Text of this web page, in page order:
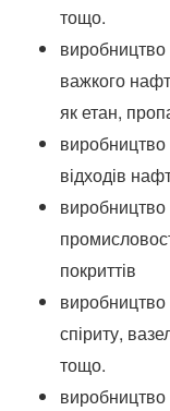
тощо.
виробництво
важкого
як етан,
виробництво
відходів
виробництво
покриттів
виробництво
спіриту,
тощо.
виробництво